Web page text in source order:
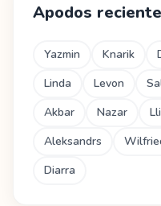
Apodos
Yazmin Knarik
Linda
Levon
Akbar
Nazar
Aleksandrs
Diarra